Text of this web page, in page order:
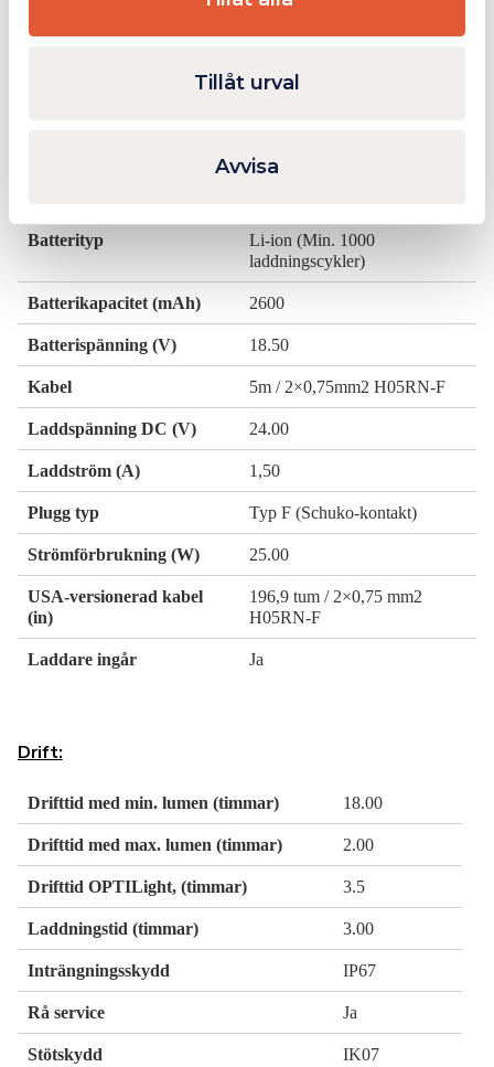
Tillåt urval
Avvisa
Batterityp
Li-ion (Min. 1000
laddningscykler)
Batterikapacitet (mAh) 2600
Batterispänning (V) 18.50
Kabel 5m / 2×0,75mm2 H05RN-F
Laddspänning DC (V) 24.00
Laddström (A) 1,50
Plugg typ Typ F (Schuko-kontakt)
Strömförbrukning (W) 25.00
USA-versionerad kabel
(in)
196,9 tum / 2×0,75 mm2
H05RN-F
Laddare ingår Ja
Drift:
Drifttid med min. lumen (timmar) 18.00
Drifttid med max. lumen (timmar) 2.00
Drifttid OPTILight, (timmar) 3.5
Laddningstid (timmar) 3.00
Inträngningsskydd IP67
Rå service Ja
Stötskydd IK07